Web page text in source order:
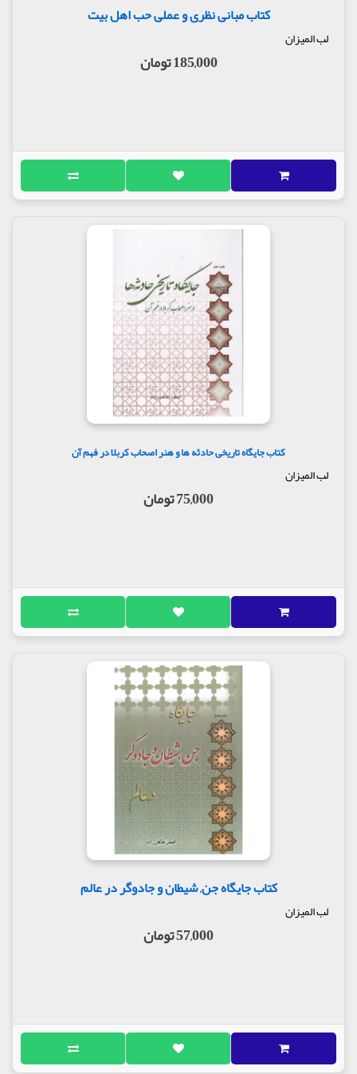
کتاب مبانی نظری و عملی حب اهل بیت
لب المیزان
185,000 تومان
کتاب جایگاه تاریخی حادثه ها و هنر اصحاب کربلا در فهم آن
لب المیزان
75,000 تومان
کتاب جایگاه جن, شیطان و جادوگر در عالم
لب المیزان
57,000 تومان